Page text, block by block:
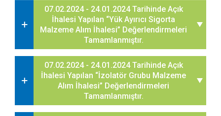
07.02.2024 - 24.01.2024 Tarihinde Açık
İhalesi Yapılan “Yük Ayırıcı Sigorta
Malzeme Alım İhalesi” Değerlendirmeleri
Tamamlanmıştır.
07.02.2024 - 24.01.2024 Tarihinde Açık
İhalesi Yapılan “İzolatör Grubu Malzeme
Alım İhalesi” Değerlendirmeleri
Tamamlanmıştır.